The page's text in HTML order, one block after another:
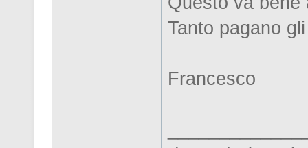
Tanto pagano
Francesco